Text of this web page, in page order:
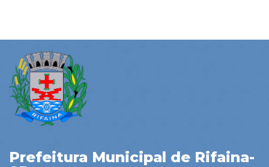
Prefeitura Municipal de Rifaina-